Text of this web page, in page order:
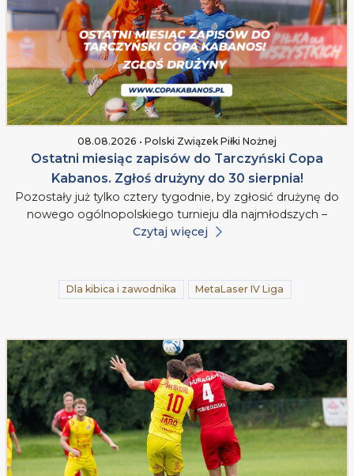
08.08.2026 • Polski Związek Piłki Nożnej
Ostatni miesiąc zapisów do Tarczyński Copa
Kabanos. Zgłoś drużyny do 30 sierpnia!
Pozostały już tylko cztery tygodnie, by zgłosić drużynę do
nowego ogólnopolskiego turnieju dla najmłodszych –
Czytaj więcej
Dla kibica i zawodnika MetaLaser IV Liga